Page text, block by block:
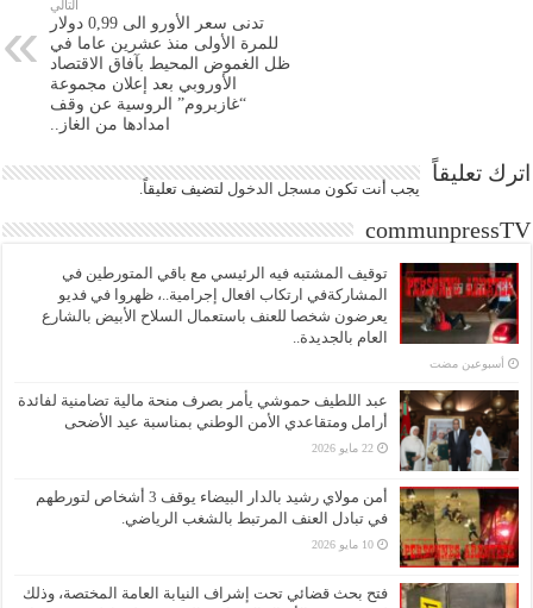
التالي
تدنى سعر الأورو الى 0,99 دولار
للمرة الأولى منذ عشرين عاما في
ظل الغموض المحيط بآفاق الاقتصاد
الأوروبي بعد إعلان مجموعة
“غازبروم” الروسية عن وقف
امدادها من الغاز..
اترك تعليقاً
يجب أنت تكون مسجل الدخول لتضيف تعليقاً.
communpressTV
توقيف المشتبه فيه الرئيسي مع باقي المتورطين في
المشاركةفي ارتكاب افعال إجرامية..، ظهروا في فديو
يعرضون شخصا للعنف باستعمال السلاح الأبيض بالشارع
العام بالجديدة..
‏أسبوعين مضت
عبد اللطيف حموشي يأمر بصرف منحة مالية تضامنية لفائدة
أرامل ومتقاعدي الأمن الوطني بمناسبة عيد الأضحى
22 مايو 2026
أمن مولاي رشيد بالدار البيضاء يوقف 3 أشخاص لتورطهم
في تبادل العنف المرتبط بالشغب الرياضي.
10 مايو 2026
فتح بحث قضائي تحت إشراف النيابة العامة المختصة، وذلك